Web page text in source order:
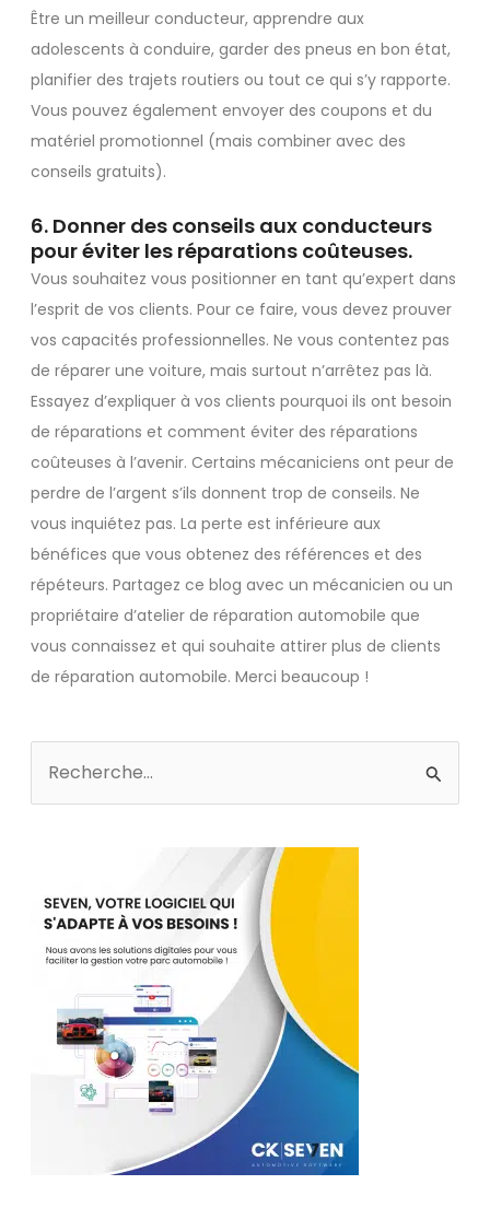
Être un meilleur conducteur, apprendre aux
adolescents à conduire, garder des pneus en bon état,
planifier des trajets routiers ou tout ce qui s’y rapporte.
Vous pouvez également envoyer des coupons et du
matériel promotionnel (mais combiner avec des
conseils gratuits).
6. Donner des conseils aux conducteurs
pour éviter les réparations coûteuses.
Vous souhaitez vous positionner en tant qu’expert dans
l’esprit de vos clients. Pour ce faire, vous devez prouver
vos capacités professionnelles. Ne vous contentez pas
de réparer une voiture, mais surtout n’arrêtez pas là.
Essayez d’expliquer à vos clients pourquoi ils ont besoin
de réparations et comment éviter des réparations
coûteuses à l’avenir. Certains mécaniciens ont peur de
perdre de l’argent s’ils donnent trop de conseils. Ne
vous inquiétez pas. La perte est inférieure aux
bénéfices que vous obtenez des références et des
répéteurs. Partagez ce blog avec un mécanicien ou un
propriétaire d’atelier de réparation automobile que
vous connaissez et qui souhaite attirer plus de clients
de réparation automobile. Merci beaucoup !
Rechercher :